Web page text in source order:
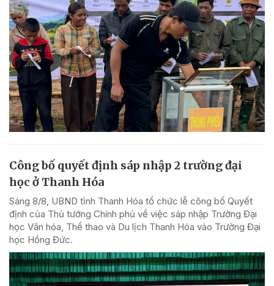
Công bố quyết định sáp nhập 2 trường đại
học ở Thanh Hóa
Sáng 8/8, UBND tỉnh Thanh Hóa tổ chức lễ công bố Quyết
định của Thủ tướng Chính phủ về việc sáp nhập Trường Đại
học Văn hóa, Thể thao và Du lịch Thanh Hóa vào Trường Đại
học Hồng Đức.